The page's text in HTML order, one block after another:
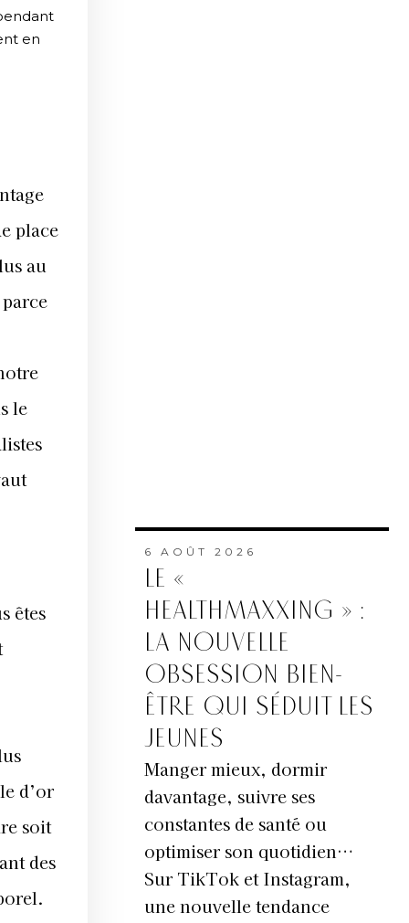
en
place
au
le
êtes
d’or
soit
des
6 AOÛT 2026
LE «
HEALTHMAXXING » :
LA NOUVELLE
OBSESSION BIEN-
ÊTRE QUI SÉDUIT LES
JEUNES
Manger mieux, dormir
davantage, suivre ses
constantes de santé ou
optimiser son quotidien…
Sur TikTok et Instagram,
une nouvelle tendance